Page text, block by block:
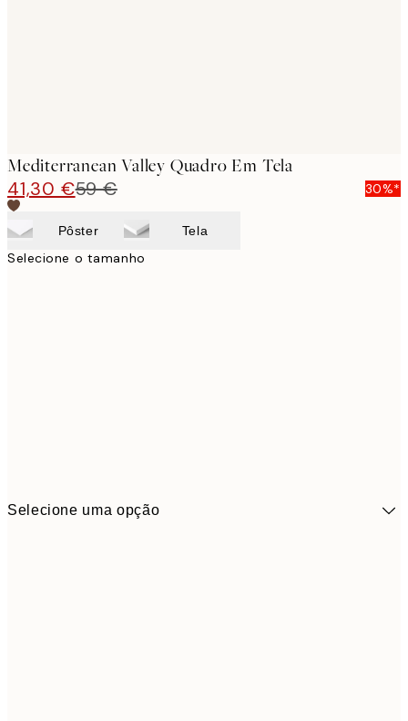
Mediterranean Valley Quadro Em Tela
41,30 €59 € 30%*
Pôster Tela
Selecione o tamanho
Selecione uma opção